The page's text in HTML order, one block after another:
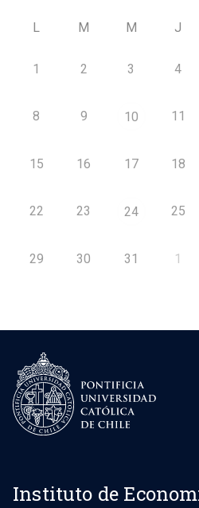
L M M J
1 2 3 4
8 9 10 11
15 16 17 18
22 23 24 25
29 30 31 1
Instituto de